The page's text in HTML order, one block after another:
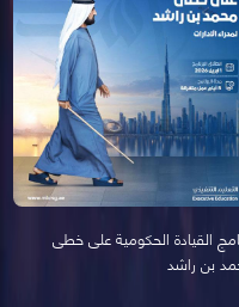
القيادة الحكومية على خطى
بن راشد